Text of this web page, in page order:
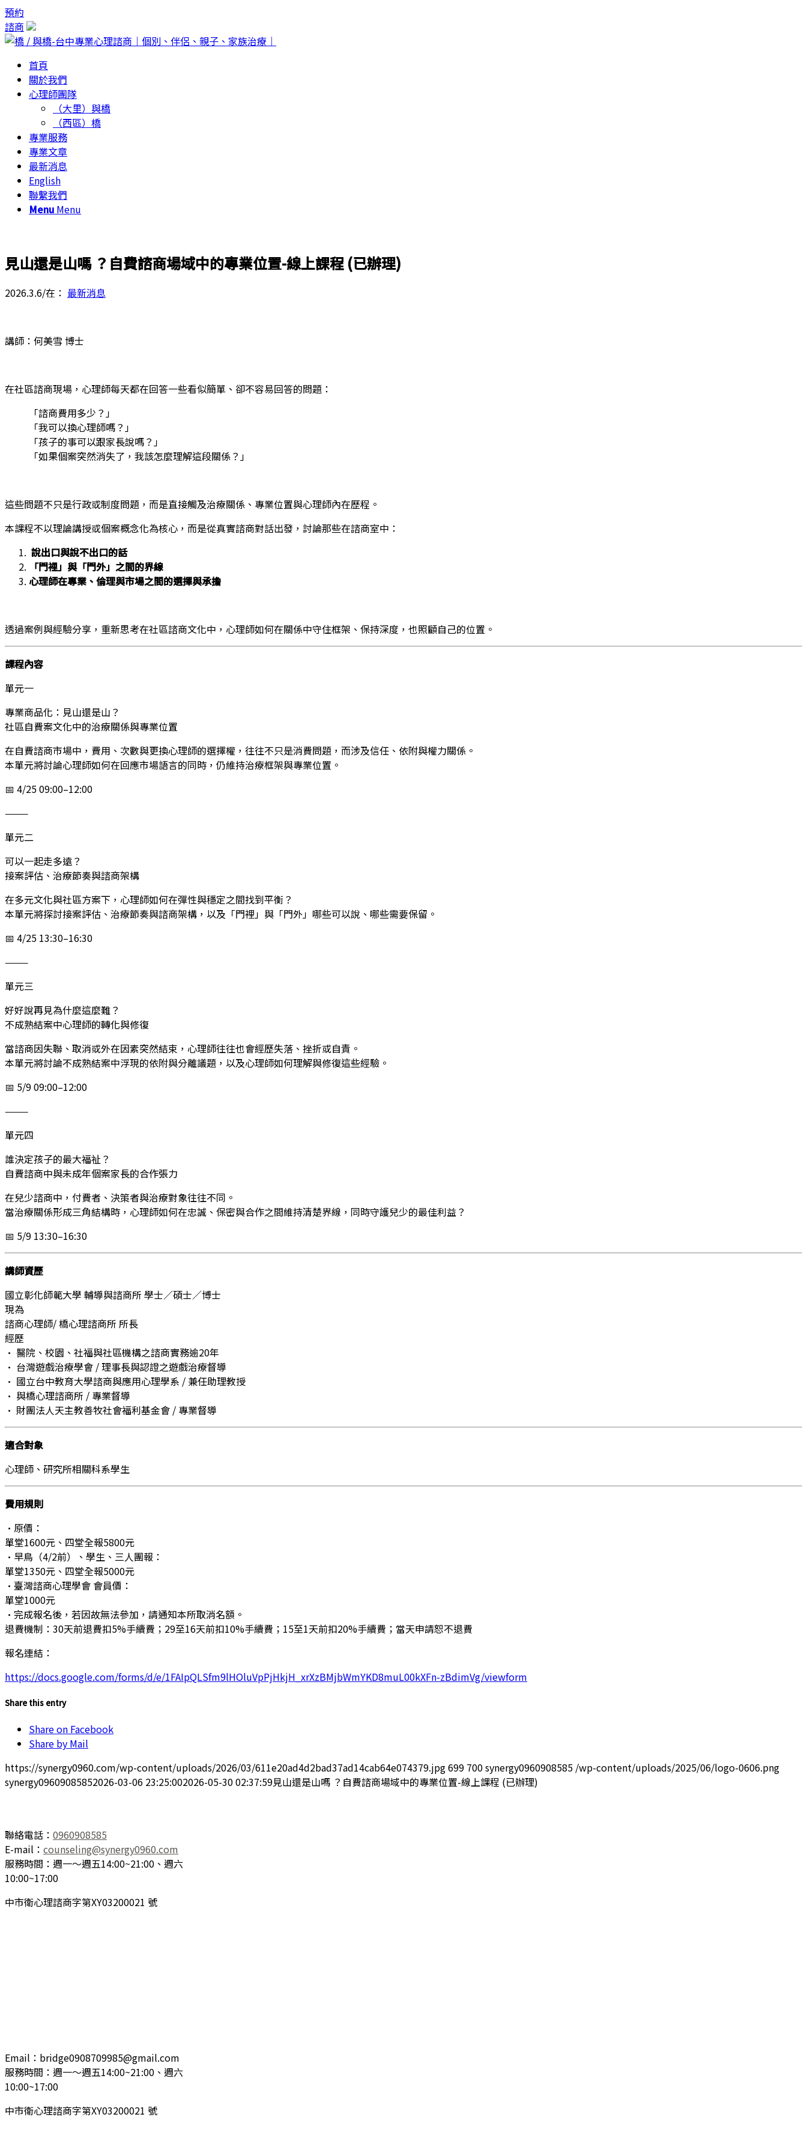
預約
諮商
首頁
關於我們
心理師團隊
（大里）與橋
（西區）橋
專業服務
專業文章
最新消息
English
聯繫我們
Menu Menu
見山還是山嗎 ？自費諮商場域中的專業位置-線上課程 (已辦理)
2026.3.6/在： 最新消息
講師：何美雪 博士
在社區諮商現場，心理師每天都在回答一些看似簡單、卻不容易回答的問題：
「諮商費用多少？」
「我可以換心理師嗎？」
「孩子的事可以跟家長說嗎？」
「如果個案突然消失了，我該怎麼理解這段關係？」
這些問題不只是行政或制度問題，而是直接觸及治療關係、專業位置與心理師內在歷程。
本課程不以理論講授或個案概念化為核心，而是從真實諮商對話出發，討論那些在諮商室中：
說出口與說不出口的話
「門裡」與「門外」之間的界線
心理師在專業、倫理與市場之間的選擇與承擔
透過案例與經驗分享，重新思考在社區諮商文化中，心理師如何在關係中守住框架、保持深度，也照顧自己的位置。
課程內容
單元一
專業商品化：見山還是山？
社區自費案文化中的治療關係與專業位置
在自費諮商市場中，費用、次數與更換心理師的選擇權，往往不只是消費問題，而涉及信任、依附與權力關係。
本單元將討論心理師如何在回應市場語言的同時，仍維持治療框架與專業位置。
📅 4/25 09:00–12:00
⸻
單元二
可以一起走多遠？
接案評估、治療節奏與諮商架構
在多元文化與社區方案下，心理師如何在彈性與穩定之間找到平衡？
本單元將探討接案評估、治療節奏與諮商架構，以及「門裡」與「門外」哪些可以說、哪些需要保留。
📅 4/25 13:30–16:30
⸻
單元三
好好說再見為什麼這麼難？
不成熟結案中心理師的轉化與修復
當諮商因失聯、取消或外在因素突然結束，心理師往往也會經歷失落、挫折或自責。
本單元將討論不成熟結案中浮現的依附與分離議題，以及心理師如何理解與修復這些經驗。
📅 5/9 09:00–12:00
⸻
單元四
誰決定孩子的最大福祉？
自費諮商中與未成年個案家長的合作張力
在兒少諮商中，付費者、決策者與治療對象往往不同。
當治療關係形成三角結構時，心理師如何在忠誠、保密與合作之間維持清楚界線，同時守護兒少的最佳利益？
📅 5/9 13:30–16:30
講師資歷
國立彰化師範大學 輔導與諮商所 學士／碩士／博士
現為
諮商心理師/ 橋心理諮商所 所長
經歷
•​ 醫院、校園、社福與社區機構之諮商實務逾20年
•​ 台灣遊戲治療學會 / 理事長與認證之遊戲治療督導
•​ 國立台中教育大學諮商與應用心理學系 / 兼任助理教授
•​ 與橋心理諮商所 / 專業督導
•​ 財團法人天主教善牧社會福利基金會 / 專業督導
適合對象
心理師、研究所相關科系學生
費用規則
•​原價：
單堂1600元、四堂全報5800元
•​早鳥（4/2前）、學生、三人團報：
單堂1350元、四堂全報5000元
•​臺灣諮商心理學會 會員價：
單堂1000元
•​完成報名後，若因故無法參加，請通知本所取消名額。
退費機制：30天前退費扣5%手續費；29至16天前扣10%手續費；15至1天前扣20%手續費；當天申請恕不退費
報名連結：
https://docs.google.com/forms/d/e/1FAIpQLSfm9lHOluVpPjHkjH_xrXzBMjbWmYKD8muL00kXFn-zBdimVg/viewform
Share this entry
Share on Facebook
Share by Mail
https://synergy0960.com/wp-content/uploads/2026/03/611e20ad4d2bad37ad14cab64e074379.jpg699 700synergy0960908585 /wp-content/uploads/2025/06/logo-0606.png
synergy09609085852026-03-06 23:25:002026-05-30 02:37:59見山還是山嗎 ？自費諮商場域中的專業位置-線上課程 (已辦理)
聯絡電話： 0960908585
E-mail： counseling@synergy0960.com
服務時間：週一～週五14:00~21:00、週六
10:00~17:00
中市衛心理諮商字第XY03200021 號​
Email：bridge0908709985@gmail.com
服務時間：週一～週五14:00~21:00、週六
10:00~17:00
中市衛心理諮商字第XY03200021 號​